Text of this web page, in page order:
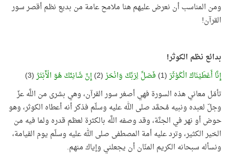
ومن المناسب أن نعرض عليهم هنا ملامح عامة من بديع نظم أقصر سور
القرآن!
بدائع نظم الكوثر!
إِنَّا أَعْطَيْنَاكَ الْكَوْثَرَ(1) فَصَلِّ لِرَبِّكَ وَانْحَرْ(2) إِنَّ شَانِئَكَ هُوَ الْأَبْتَرُ(3)
تأمّل معاني هذه السورة فهي أصغر سور القرآن، وهي بشرى من اللَّه عزّ
وجلّ لعبده ونبيه مُحمَّد صلى الله عليه وسلّم فذكر أنه أعطاه الكوثر، وهو
حوض أو نهر في الجنَّة، وقد وصفه اللَّه بالكثرة لعظم قدره ولما فيه من
الخير الكثير، وترد عليه أمة المصطفى صلى الله عليه وسلّم يوم القيامة،
ونسأله سبحانه الكريم المنّان أن يجعلني وإياك منهم.